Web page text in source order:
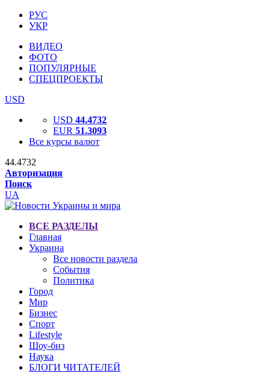
РУС
УКР
ВИДЕО
ФОТО
ПОПУЛЯРНЫЕ
СПЕЦПРОЕКТЫ
USD
USD 44.4732
EUR 51.3093
Все курсы валют
44.4732
Авторизация
Поиск
UA
ВСЕ РАЗДЕЛЫ
Главная
Украина
Все новости раздела
События
Политика
Город
Мир
Бизнес
Спорт
Lifestyle
Шоу-биз
Наука
БЛОГИ ЧИТАТЕЛЕЙ